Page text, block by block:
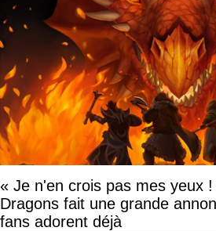
« Je n'en crois pas mes yeux
Dragons fait une grande
fans adorent déjà